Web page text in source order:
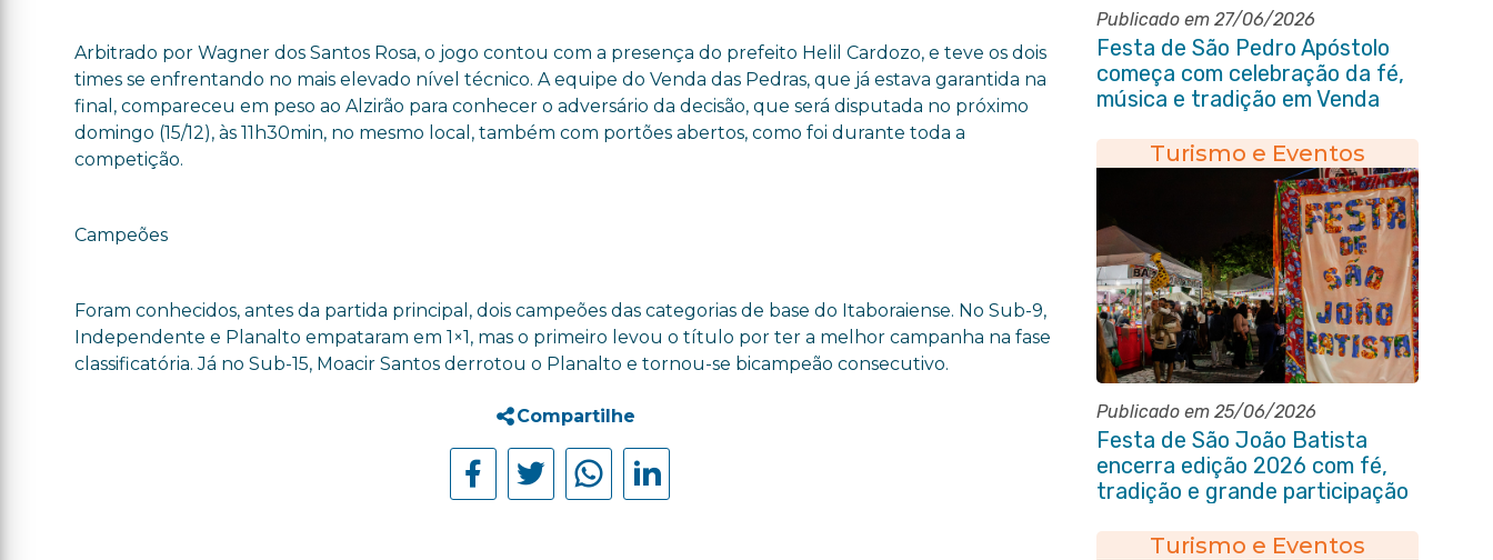
Arbitrado por Wagner dos Santos Rosa, o jogo contou com a presença do prefeito Helil Cardozo, e teve os dois
times se enfrentando no mais elevado nível técnico. A equipe do Venda das Pedras, que já estava garantida na
final, compareceu em peso ao Alzirão para conhecer o adversário da decisão, que será disputada no próximo
domingo (15/12), às 11h30min, no mesmo local, também com portões abertos, como foi durante toda a
competição.
Campeões
Foram conhecidos, antes da partida principal, dois campeões das categorias de base do Itaboraiense. No Sub-9,
Independente e Planalto empataram em 1×1, mas o primeiro levou o título por ter a melhor campanha na fase
classificatória. Já no Sub-15, Moacir Santos derrotou o Planalto e tornou-se bicampeão consecutivo.
Compartilhe
Publicado em 27/06/2026
Festa de São Pedro Apóstolo
começa com celebração da fé,
música e tradição em Venda
Turismo e Eventos
Publicado em 25/06/2026
Festa de São João Batista
encerra edição 2026 com fé,
tradição e grande participação
Turismo e Eventos